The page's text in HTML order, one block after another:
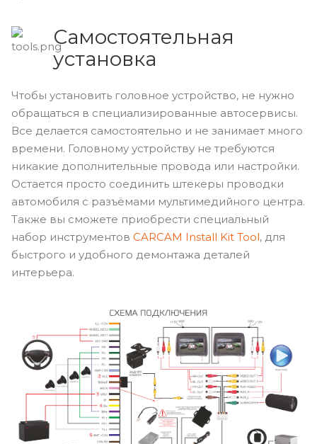
Самостоятельная
установка
Чтобы установить головное устройство, не нужно
обращаться в специализированные автосервисы.
Все делается самостоятельно и не занимает много
времени. Головному устройству не требуются
никакие дополнительные провода или настройки.
Остается просто соединить штекеры проводки
автомобиля с разъёмами мультимедийного центра.
Также вы сможете приобрести специальный
набор инструментов CARCAM Install Kit Tool, для
быстрого и удобного демонтажа деталей
интерьера.